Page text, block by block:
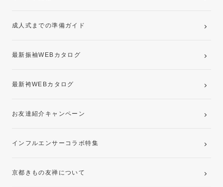
成人式までの準備ガイド
最新振袖WEBカタログ
最新袴WEBカタログ
お友達紹介キャンペーン
インフルエンサーコラボ特集
京都きもの友禅について